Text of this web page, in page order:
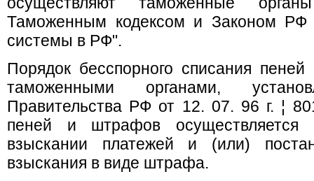
Таможенным кодексом и Законом РФ
системы в РФ".
Порядок бесспорного списания
таможенными органами,
Правительства РФ от 12. 07. 96 г. ¦
пеней и штрафов
взыскании платежей и (или)
взыскания в виде штрафа.